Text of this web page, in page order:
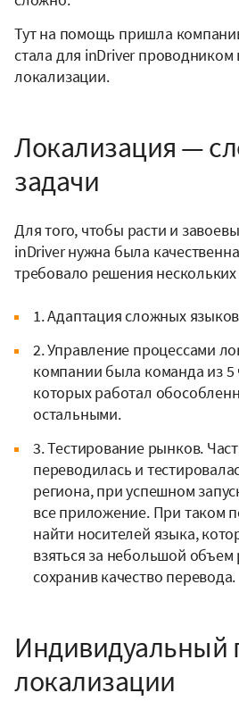
Тут на помощь пришла
стала для inDriver проводником
локализации.
Локализация —
задачи
Для того, чтобы расти и
inDriver нужна была
требовало решения нескольких
1. Адаптация сложных
2. Управление процессами
компании была команда из
которых работал
остальными.
3. Тестирование рынков.
переводилась и
региона, при успешном
все приложение. При таком
найти носителей языка,
взяться за небольшой
сохранив качество перевода.
Индивидуальный
локализации